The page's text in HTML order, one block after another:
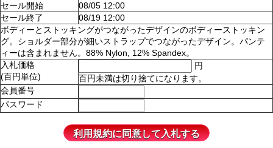
セール開始
08/05 12:00
セール終了
08/19 12:00
ボディーとストッキングがつながったデザインのボディーストッキン
グ。ショルダー部分が細いストラップでつながったデザイン。パンテ
ィーは含まれません。88% Nylon, 12% Spandex。
入札価格
(百円単位)
円
百円未満は切り捨てになります。
会員番号
パスワード